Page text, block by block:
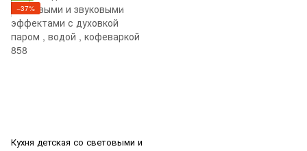
−37%
Кухня детская со световыми и